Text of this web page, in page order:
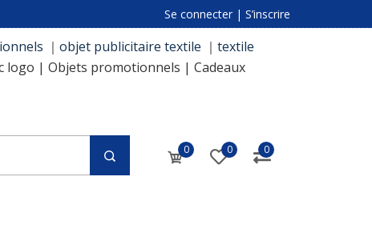
Se connecter | S’inscrire
｜ objet publicitaire textile ｜ textile
logo | Objets promotionnels | Cadeaux
0 0 0